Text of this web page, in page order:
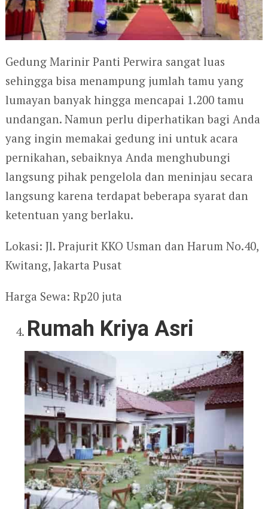
Gedung Marinir Panti Perwira sangat luas
sehingga bisa menampung jumlah tamu yang
lumayan banyak hingga mencapai 1.200 tamu
undangan. Namun perlu diperhatikan bagi Anda
yang ingin memakai gedung ini untuk acara
pernikahan, sebaiknya Anda menghubungi
langsung pihak pengelola dan meninjau secara
langsung karena terdapat beberapa syarat dan
ketentuan yang berlaku.
Lokasi: Jl. Prajurit KKO Usman dan Harum No.40,
Kwitang, Jakarta Pusat
Harga Sewa: Rp20 juta
Rumah Kriya Asri